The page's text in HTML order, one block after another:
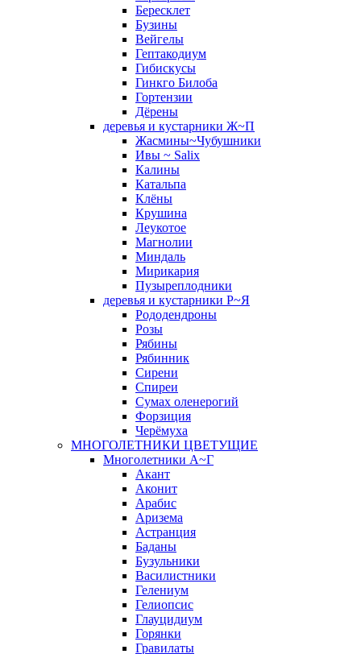
Бересклет
Бузины
Вейгелы
Гептакодиум
Гибискусы
Гинкго Билоба
Гортензии
Дёрены
деревья и кустарники Ж~П
Жасмины~Чубушники
Ивы ~ Salix
Калины
Катальпа
Клёны
Крушина
Леукотое
Магнолии
Миндаль
Мирикария
Пузыреплодники
деревья и кустарники Р~Я
Рододендроны
Розы
Рябины
Рябинник
Сирени
Спиреи
Сумах оленерогий
Форзиция
Черёмуха
МНОГОЛЕТНИКИ ЦВЕТУЩИЕ
Многолетники А~Г
Акант
Аконит
Арабис
Аризема
Астранция
Баданы
Бузульники
Василистники
Гелениум
Гелиопсис
Глауцидиум
Горянки
Гравилаты